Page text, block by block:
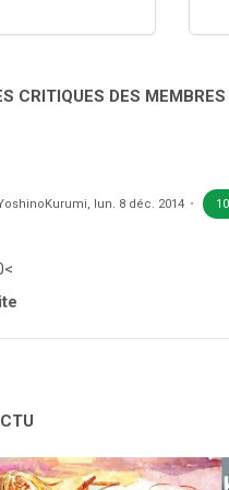
CRITIQUES DES MEMBRES
, lun. 8 déc. 2014 10